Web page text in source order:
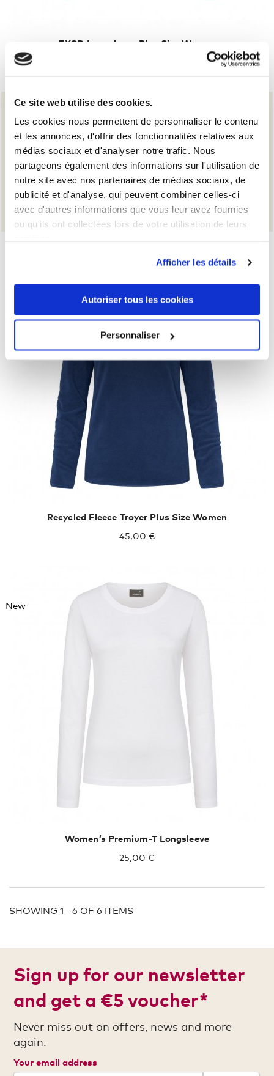
Ce site web utilise des cookies.
Les cookies nous permettent de personnaliser le contenu
et les annonces, d'offrir des fonctionnalités relatives aux
médias sociaux et d'analyser notre trafic. Nous
partageons également des informations sur l'utilisation de
notre site avec nos partenaires de médias sociaux, de
publicité et d'analyse, qui peuvent combiner celles-ci
avec d'autres informations que vous leur avez fournies
ou qu'ils ont collectées lors de votre utilisation de leurs
Afficher les détails
Autoriser tous les cookies
Personnaliser
EXCD Longsleeve Plus Size Women
Earn points with every order
save on your next favorite basics!
Recycled Fleece Troyer Plus Size Women
45,00 €
New
Women’s Premium-T Longsleeve
25,00 €
SHOWING 1 - 6 OF 6 ITEMS
Sign up for our newsletter
and get a €5 voucher*
Never miss out on offers, news and more
again.
Your email address